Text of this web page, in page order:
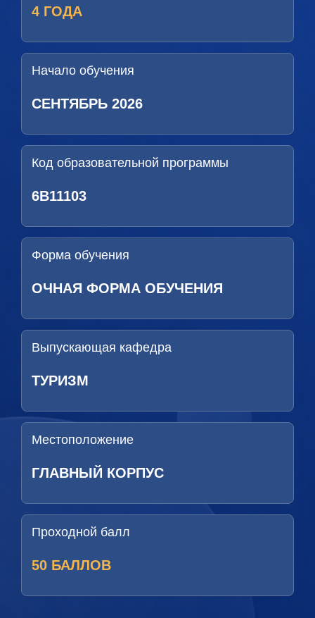
4 ГОДА
Начало обучения
СЕНТЯБРЬ 2026
Код образовательной программы
6B11103
Форма обучения
ОЧНАЯ ФОРМА ОБУЧЕНИЯ
Выпускающая кафедра
ТУРИЗМ
Местоположение
ГЛАВНЫЙ КОРПУС
Проходной балл
50 БАЛЛОВ